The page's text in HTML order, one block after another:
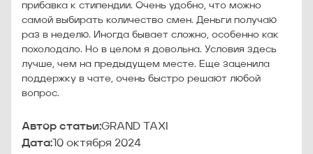
прибавка к стипендии. Очень удобно, что можно
самой выбирать количество смен. Деньги получаю
раз в неделю. Иногда бывает сложно, особенно как
похолодало. Но в целом я довольна. Условия здесь
лучше, чем на предыдущем месте. Еще заценила
поддержку в чате, очень быстро решают любой
вопрос.
Автор статьи:GRAND TAXI
Дата: 10 октября 2024